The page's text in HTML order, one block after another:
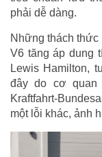
phải dễ dàng.
Những thách
V6 tăng áp dung
Lewis Hamilton,
đây do cơ
Kraftfahrt-
một lỗi khác, ảnh